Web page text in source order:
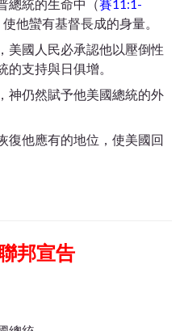
總統的生命中（賽11:1-
他蠻有基督長成的身量。
美國人民必承認他以壓倒性
支持與日俱增。
神仍然賦予他美國總統的外
復他應有的地位，使美國回
邦宣告